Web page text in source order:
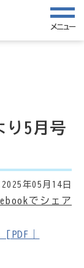
メニュー
り5月号
2025年05月14日
｜